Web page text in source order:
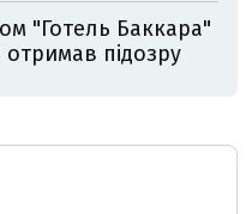
"Готель Баккара"
підозру